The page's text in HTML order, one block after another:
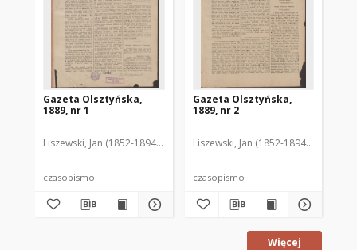
Gazeta Olsztyńska,
1889, nr 1
Liszewski, Jan (1852-1894). Red.
czasopismo
Gazeta Olsztyńska,
1889, nr 2
Liszewski, Jan (1852-1894). Red.
czasopismo
Więcej